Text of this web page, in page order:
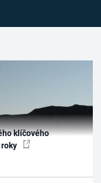
klíčového